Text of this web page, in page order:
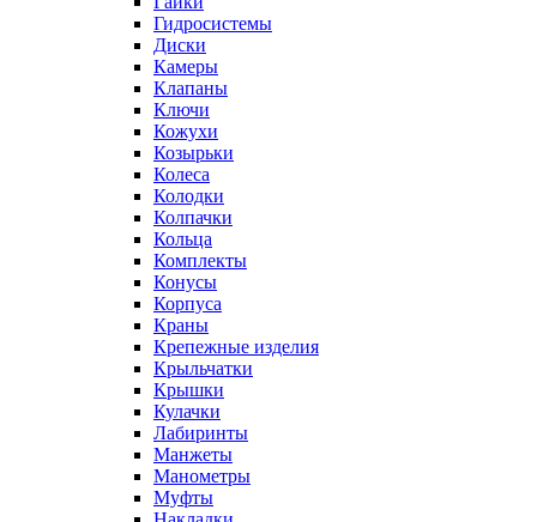
Гидросистемы
Диски
Камеры
Клапаны
Ключи
Кожухи
Козырьки
Колеса
Колодки
Колпачки
Кольца
Комплекты
Конусы
Корпуса
Краны
Крепежные изделия
Крыльчатки
Крышки
Кулачки
Лабиринты
Манжеты
Манометры
Муфты